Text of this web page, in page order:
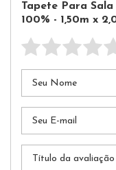
Tapete Para
100% - 1,50m x